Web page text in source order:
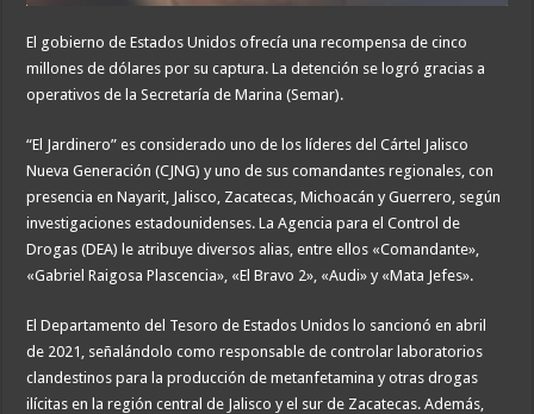
El gobierno de Estados Unidos ofrecía una recompensa de cinco
millones de dólares por su captura. La detención se logró gracias a
operativos de la Secretaría de Marina (Semar).
“El Jardinero” es considerado uno de los líderes del Cártel Jalisco
Nueva Generación (CJNG) y uno de sus comandantes regionales, con
presencia en Nayarit, Jalisco, Zacatecas, Michoacán y Guerrero, según
investigaciones estadounidenses. La Agencia para el Control de
Drogas (DEA) le atribuye diversos alias, entre ellos «Comandante»,
«Gabriel Raigosa Plascencia», «El Bravo 2», «Audi» y «Mata Jefes».
El Departamento del Tesoro de Estados Unidos lo sancionó en abril
de 2021, señalándolo como responsable de controlar laboratorios
clandestinos para la producción de metanfetamina y otras drogas
ilícitas en la región central de Jalisco y el sur de Zacatecas. Además,